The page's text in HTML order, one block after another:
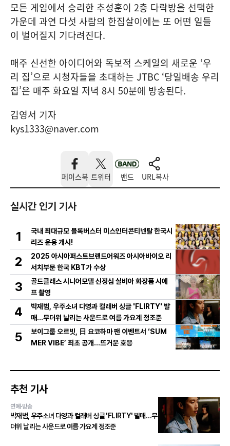
모든 게임에서 승리한 추성훈이 2층 다락방을 선택한
가운데 과연 다섯 사람의 한집살이에는 또 어떤 일들
이 벌어질지 기다려진다.
매주 신선한 아이디어와 독보적 스케일의 새로운 ‘우
리 집’으로 시청자들을 초대하는 JTBC ‘당일배송 우리
집’은 매주 화요일 저녁 8시 50분에 방송된다.
김영서 기자
kys1333@naver.com
페이스북 트위터 밴드 URL복사
실시간 인기 기사
1
국내 최대규모 블록버스터 미스인터콘티넨탈 한국시
리즈 운용 개시!
2
2025 아시아퍼스트브랜드어워즈 아시아바이오 리
서치부문 한국 KBT가 수상
3
골드클래스 시니어모델 신정심 실비아 화장품 시에
프 촬영
4
박재범, 우주소녀 다영과 컬래버 싱글 'FLIRTY' 발
매…무더위 날리는 사운드로 여름 가요계 정조준
5
보이그룹 오르빗, 日 요코하마 팬 이벤트서 ‘SUM
MER VIBE’ 최초 공개…뜨거운 호응
추천 기사
연예·방송
박재범, 우주소녀 다영과 컬래버 싱글 'FLIRTY' 발매…무
더위 날리는 사운드로 여름 가요계 정조준